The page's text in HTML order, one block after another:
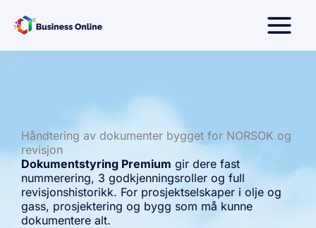
rett
innholdet
Håndtering av dokumenter bygget for NORSOK og
revisjon
Dokumentstyring Premium gir dere fast
nummerering, 3 godkjenningsroller og full
revisjonshistorikk. For prosjektselskaper i olje og
gass, prosjektering og bygg som må kunne
dokumentere alt.